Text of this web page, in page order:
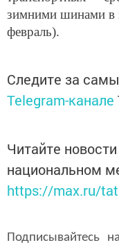
зимними шинами в
февраль).
Следите за
Telegram-канале
Читайте
национальном
https://max.ru/
Подписывайтесь